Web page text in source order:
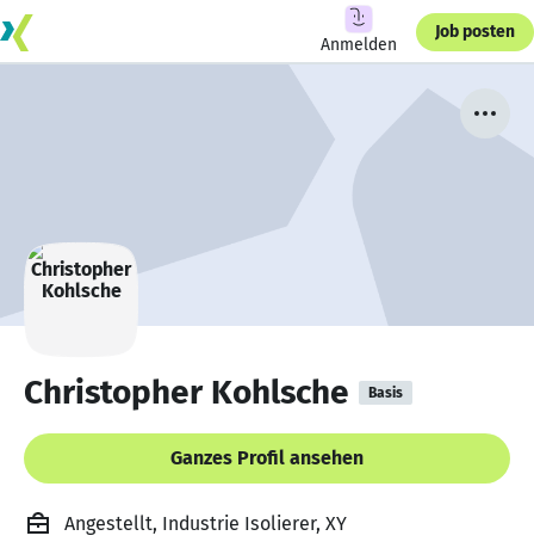
Anmelden
Job posten
Christopher Kohlsche Basis
Ganzes Profil ansehen
Angestellt, Industrie Isolierer, XY